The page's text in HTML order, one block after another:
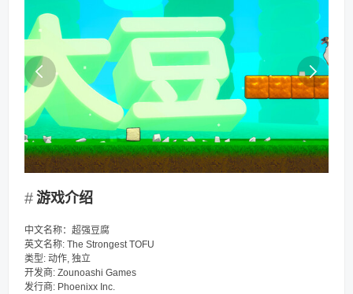
游戏介绍
中文名称：超强豆腐
英文名称: The Strongest TOFU
类型: 动作, 独立
开发商: Zounoashi Games
发行商: Phoenixx Inc.